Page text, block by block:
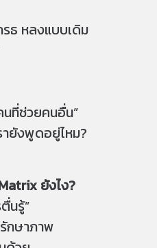
รธ หลงแบบเดิม
ที่ช่วยคนอื่น”
ยังพูดอยู่ไหม?
ยังไง?
นรู้”
กษาภาพ